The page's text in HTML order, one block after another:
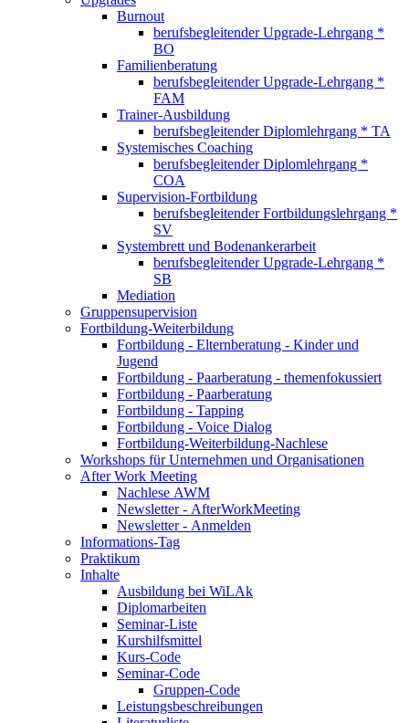
Burnout
berufsbegleitender Upgrade-Lehrgang *
BO
Familienberatung
berufsbegleitender Upgrade-Lehrgang *
FAM
Trainer-Ausbildung
berufsbegleitender Diplomlehrgang * TA
Systemisches Coaching
berufsbegleitender Diplomlehrgang *
COA
Supervision-Fortbildung
berufsbegleitender Fortbildungslehrgang *
SV
Systembrett und Bodenankerarbeit
berufsbegleitender Upgrade-Lehrgang *
SB
Mediation
Gruppensupervision
Fortbildung-Weiterbildung
Fortbildung - Elternberatung - Kinder und
Jugend
Fortbildung - Paarberatung - themenfokussiert
Fortbildung - Paarberatung
Fortbildung - Tapping
Fortbildung - Voice Dialog
Fortbildung-Weiterbildung-Nachlese
Workshops für Unternehmen und Organisationen
After Work Meeting
Nachlese AWM
Newsletter - AfterWorkMeeting
Newsletter - Anmelden
Informations-Tag
Praktikum
Inhalte
Ausbildung bei WiLAk
Diplomarbeiten
Seminar-Liste
Kurshilfsmittel
Kurs-Code
Seminar-Code
Gruppen-Code
Leistungsbeschreibungen